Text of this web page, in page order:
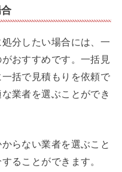
分したい場合には、一
おすすめです。一括見
括で見積もりを依頼で
業者を選ぶことができ
らない業者を選ぶこと
ることができます。